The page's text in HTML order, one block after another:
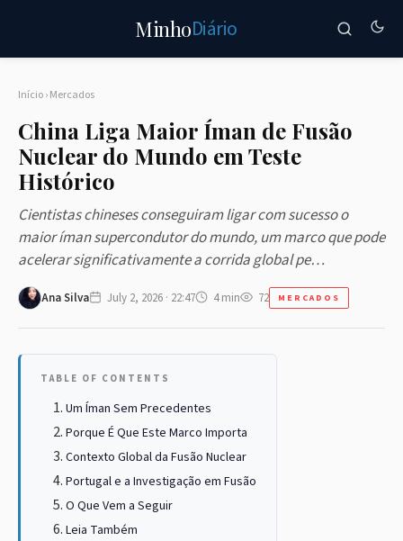
MinhoDiário
Início›Mercados
China Liga Maior Íman de Fusão
Nuclear do Mundo em Teste
Histórico
Cientistas chineses conseguiram ligar com sucesso o
maior íman supercondutor do mundo, um marco que pode
acelerar significativamente a corrida global pe…
Ana Silva July 2, 2026 · 22:47 4 min 72 MERCADOS
TABLE OF CONTENTS
Um Íman Sem Precedentes
Porque É Que Este Marco Importa
Contexto Global da Fusão Nuclear
Portugal e a Investigação em Fusão
O Que Vem a Seguir
Leia Também